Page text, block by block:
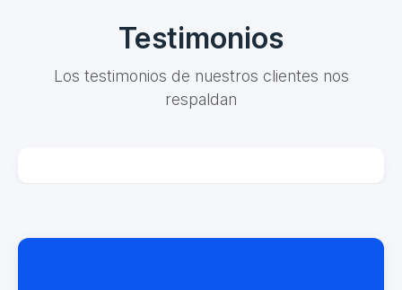
Testimonios
Los testimonios de nuestros clientes nos
respaldan